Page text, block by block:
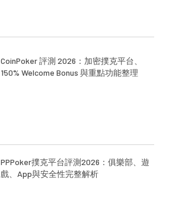
CoinPoker 評測 2026：加密撲克平台、
150% Welcome Bonus 與重點功能整理
PPPoker撲克平台評測2026：俱樂部、遊
戲、App與安全性完整解析